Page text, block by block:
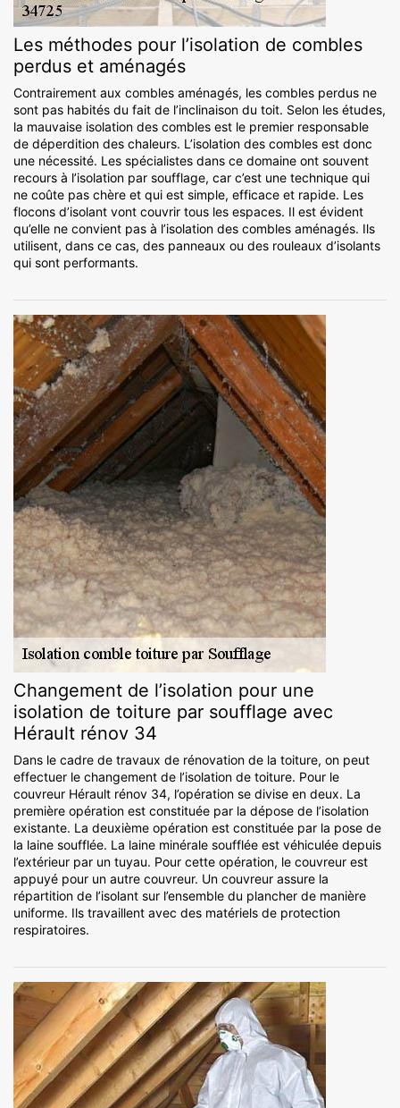
Les méthodes pour l’isolation de combles
perdus et aménagés
Contrairement aux combles aménagés, les combles perdus ne
sont pas habités du fait de l’inclinaison du toit. Selon les études,
la mauvaise isolation des combles est le premier responsable
de déperdition des chaleurs. L’isolation des combles est donc
une nécessité. Les spécialistes dans ce domaine ont souvent
recours à l’isolation par soufflage, car c’est une technique qui
ne coûte pas chère et qui est simple, efficace et rapide. Les
flocons d’isolant vont couvrir tous les espaces. Il est évident
qu’elle ne convient pas à l’isolation des combles aménagés. Ils
utilisent, dans ce cas, des panneaux ou des rouleaux d’isolants
qui sont performants.
Changement de l’isolation pour une
isolation de toiture par soufflage avec
Hérault rénov 34
Dans le cadre de travaux de rénovation de la toiture, on peut
effectuer le changement de l’isolation de toiture. Pour le
couvreur Hérault rénov 34, l’opération se divise en deux. La
première opération est constituée par la dépose de l’isolation
existante. La deuxième opération est constituée par la pose de
la laine soufflée. La laine minérale soufflée est véhiculée depuis
l’extérieur par un tuyau. Pour cette opération, le couvreur est
appuyé pour un autre couvreur. Un couvreur assure la
répartition de l’isolant sur l’ensemble du plancher de manière
uniforme. Ils travaillent avec des matériels de protection
respiratoires.